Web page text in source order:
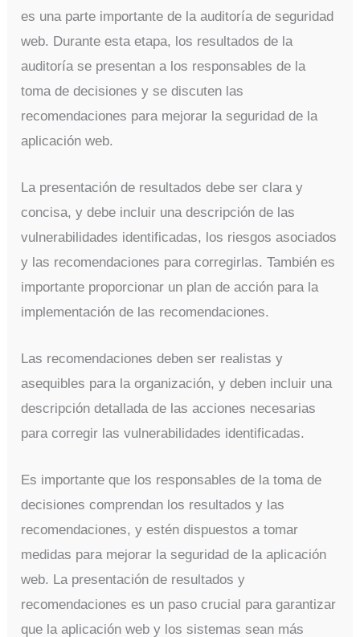
es una parte importante de la auditoría de seguridad
web. Durante esta etapa, los resultados de la
auditoría se presentan a los responsables de la
toma de decisiones y se discuten las
recomendaciones para mejorar la seguridad de la
aplicación web.
La presentación de resultados debe ser clara y
concisa, y debe incluir una descripción de las
vulnerabilidades identificadas, los riesgos asociados
y las recomendaciones para corregirlas. También es
importante proporcionar un plan de acción para la
implementación de las recomendaciones.
Las recomendaciones deben ser realistas y
asequibles para la organización, y deben incluir una
descripción detallada de las acciones necesarias
para corregir las vulnerabilidades identificadas.
Es importante que los responsables de la toma de
decisiones comprendan los resultados y las
recomendaciones, y estén dispuestos a tomar
medidas para mejorar la seguridad de la aplicación
web. La presentación de resultados y
recomendaciones es un paso crucial para garantizar
que la aplicación web y los sistemas sean más